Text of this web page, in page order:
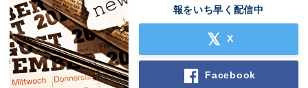
報をいち早く配信中
X
Facebook